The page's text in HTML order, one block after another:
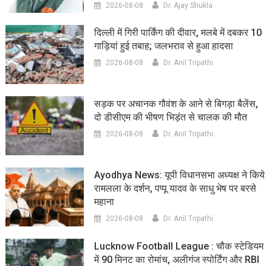
2026-08-08 Dr. Ajay Shukla
दिल्ली में गिरी पार्किंग की दीवार, मलबे में दबकर 10
गाड़ियां हुई तबाह; जलभराव से हुआ हादसा
2026-08-08 Dr. Anil Tripathi
सड़क पर अचानक गौवंश के आने से बिगड़ा बैलेंस,
दो डीसीएम की भीषण भिड़ंत से चालक की मौत
2026-08-08 Dr. Anil Tripathi
Ayodhya News: यूपी विधानसभा अध्यक्ष ने किये
रामलला के दर्शन, पप्पू यादव के साधु भेष पर बरसे
महाना
2026-08-08 Dr. Anil Tripathi
Lucknow Football League : चौक स्टेडियम
में 90 मिनट का रोमांच, अलीगंज स्पोर्टिंग और RBI